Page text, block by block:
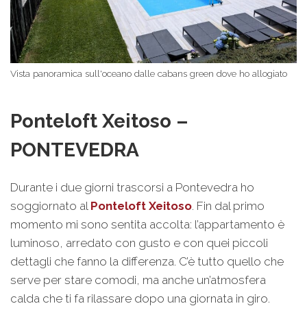
Vista panoramica sull'oceano dalle cabans green dove ho allogiato
Ponteloft Xeitoso –
PONTEVEDRA
Durante i due giorni trascorsi a Pontevedra ho
soggiornato al Ponteloft Xeitoso. Fin dal primo
momento mi sono sentita accolta: l’appartamento è
luminoso, arredato con gusto e con quei piccoli
dettagli che fanno la differenza. C’è tutto quello che
serve per stare comodi, ma anche un’atmosfera
calda che ti fa rilassare dopo una giornata in giro.